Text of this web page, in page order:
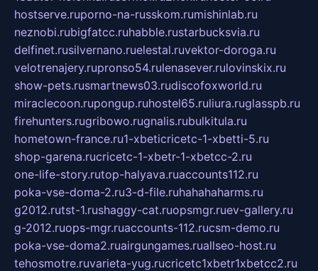
hostserve.ruporno-na-russkom.rumishinlab.ru
neznobi.rubigfatcc.ruhabble.rustarbucksvia.ru
delfinet.rusilvernano.ruelestal.ruvektor-doroga.ru
velotrenajery.rupronso54.rulenasever.rulovinskix.ru
show-pets.rusmartnews03.rudiscofoxworld.ru
miraclecoon.rupongup.ruhostel65.ruliura.ruglasspb.ru
firehunters.rugribowo.rugnalis.rubulkitula.ru
hometown-france.ru1-xbeticricetc-1-xbetti-5.ru
shop-garena.rucricetc-1-xbetr-1-xbetcc-2.ru
one-life-story.rutop-halyava.ruaccounts112.ru
poka-vse-doma-2.ru3-d-file.ruhahahaharms.ru
g2012.rutst-1.rushaggy-cat.ruopsmgr.ruev-gallery.ru
g-2012.ruops-mgr.ruaccounts-112.rucsm-demo.ru
poka-vse-doma2.ruairgungames.ruallseo-host.ru
tehosmotre.ruvarieta-yug.rucricetc1xbetr1xbetcc2.ru